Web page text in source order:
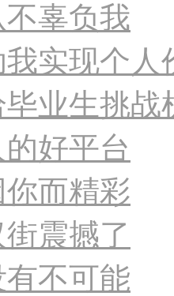
辜负我
实现个人
业生挑战
好平台
而精彩
震撼了
不可能